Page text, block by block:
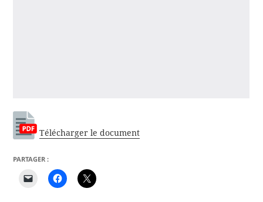
Télécharger le document
PARTAGER :